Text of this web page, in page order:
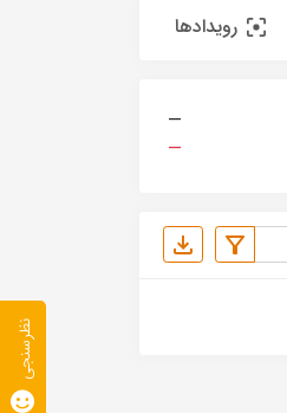
رویدادها
—
—
نظرسنجی